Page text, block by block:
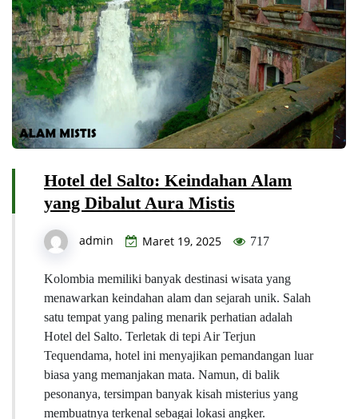
Hotel del Salto: Keindahan Alam
yang Dibalut Aura Mistis
admin Maret 19, 2025 717
Kolombia memiliki banyak destinasi wisata yang
menawarkan keindahan alam dan sejarah unik. Salah
satu tempat yang paling menarik perhatian adalah
Hotel del Salto. Terletak di tepi Air Terjun
Tequendama, hotel ini menyajikan pemandangan luar
biasa yang memanjakan mata. Namun, di balik
pesonanya, tersimpan banyak kisah misterius yang
membuatnya terkenal sebagai lokasi angker.